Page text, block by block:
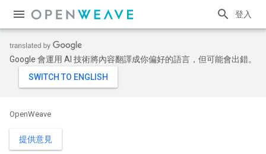
登入
Google 會運用 AI 技術將內容翻譯成你偏好的語言，但可能會出錯。
OpenWeave
提供意見